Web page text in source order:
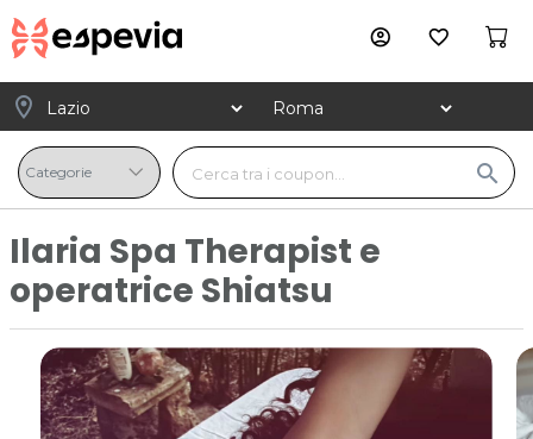
search
account_circle favorite_border
location_on
Ilaria Spa Therapist e
operatrice Shiatsu